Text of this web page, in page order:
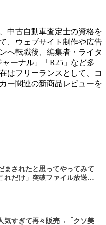
中古自動車査定士の資格を
、ウェブサイト制作や広告
へ転職後、編集者・ライタ
ーナル」「R25」など多
はフリーランスとして、コ
ー関連の新商品レビューを
まされたと思ってやってみて
れだけ」突破ファイル放送で
気すぎて再々販売→「クソ美